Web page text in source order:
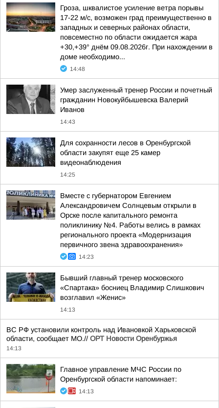
Гроза, шквалистое усиление ветра порывы
17-22 м/с, возможен град преимущественно в
западных и северных районах области,
повсеместно по области ожидается жара
+30,+39° днём 09.08.2026г. При нахождении в
доме необходимо...
14:48
Умер заслуженный тренер России и почетный
гражданин Новокуйбышевска Валерий
Иванов
14:43
Для сохранности лесов в Оренбургской
области закупят еще 25 камер
видеонаблюдения
14:25
Вместе с губернатором Евгением
Александровичем Солнцевым открыли в
Орске после капитального ремонта
поликлинику №4. Работы велись в рамках
регионального проекта «Модернизация
первичного звена здравоохранения»
14:23
Бывший главный тренер московского
«Спартака» босниец Владимир Слишкович
возглавил «Женис»
14:13
ВС РФ установили контроль над Ивановкой Харьковской
области, сообщает МО.// ОРТ Новости Оренбуржья
14:13
Главное управление МЧС России по
Оренбургской области напоминает:
14:13